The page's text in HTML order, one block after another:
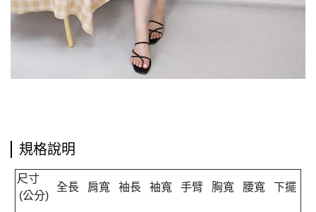
規格說明
尺寸
(公分)
全長 肩寬 袖長 袖寬 手臂 胸寬 腰寬 下擺